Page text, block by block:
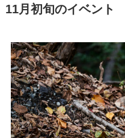
11月初旬のイベント